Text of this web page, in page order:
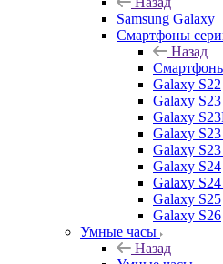
Samsung Galaxy
Смартфоны
Назад
Galaxy S22
Galaxy S23
Galaxy
Galaxy
Galaxy
Galaxy S24
Galaxy
Galaxy S25
Galaxy S26
Умные часы
Назад